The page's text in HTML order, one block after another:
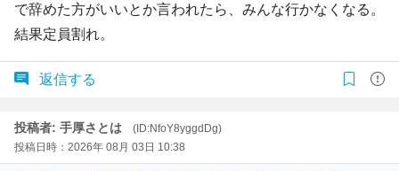
で辞めた方がいいとか言われたら、みんな行かなくなる。
結果定員割れ。
返信する
投稿者: 手厚さとは
(ID:NfoY8yggdDg)
投稿日時：2026年 08月 03日 10:38